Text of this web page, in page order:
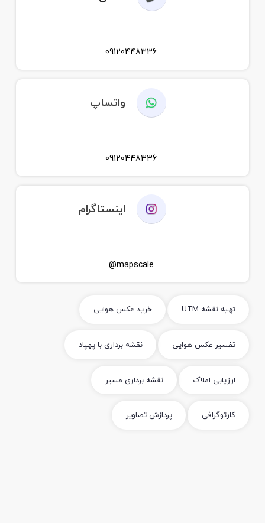
09120448336
واتساپ
09120448336
اینستاگرام
mapscale@
تهیه نقشه UTM خرید عکس هوایی
تفسیر عکس هوایی نقشه برداری با پهپاد
ارزیابی املاک نقشه برداری مسیر
کارتوگرافی پردازش تصاویر